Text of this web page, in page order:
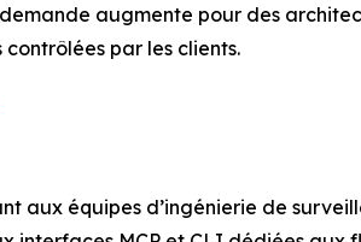
augmente pour des
par les clients.
aux équipes d’ingénierie de